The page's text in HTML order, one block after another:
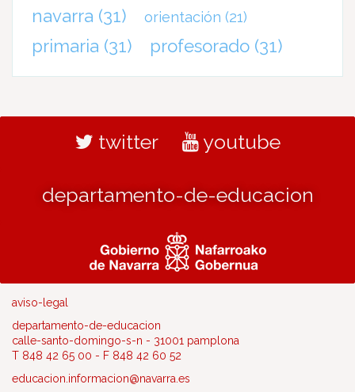
navarra (31) orientación (21)
primaria (31) profesorado (31)
twitter youtube
departamento-de-educacion
aviso-legal
departamento-de-educacion
calle-santo-domingo-s-n - 31001 pamplona
T 848 42 65 00 - F 848 42 60 52
educacion.informacion@navarra.es